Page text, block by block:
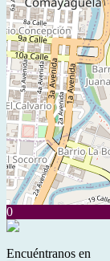
0
Encuéntranos en